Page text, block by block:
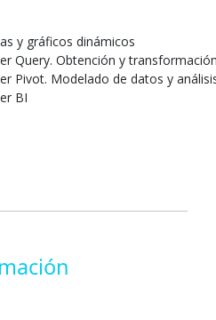
y gráficos dinámicos
Query. Obtención y
Pivot. Modelado de datos y
BI